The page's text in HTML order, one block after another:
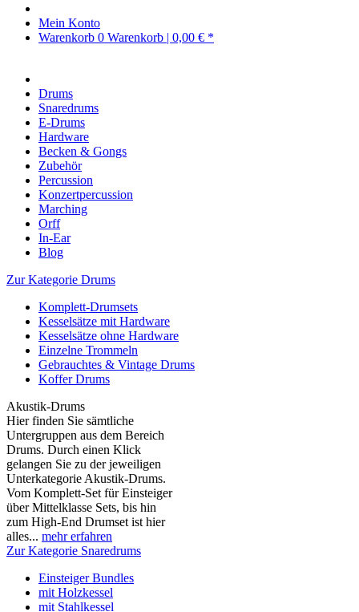
Mein Konto
Warenkorb 0 Warenkorb | 0,00 € *
Drums
Snaredrums
E-Drums
Hardware
Becken & Gongs
Zubehör
Percussion
Konzertpercussion
Marching
Orff
In-Ear
Blog
Zur Kategorie Drums
Komplett-Drumsets
Kesselsätze mit Hardware
Kesselsätze ohne Hardware
Einzelne Trommeln
Gebrauchtes & Vintage Drums
Koffer Drums
Akustik-Drums
Hier finden Sie sämtliche
Untergruppen aus dem Bereich
Drums. Durch einen Klick
gelangen Sie zu der jeweiligen
Unterkategorie Akustik-Drums.
Vom Komplett-Set für Einsteiger
über Mittelklasse Sets, bis hin
zum High-End Drumset ist hier
alles... mehr erfahren
Zur Kategorie Snaredrums
Einsteiger Bundles
mit Holzkessel
mit Stahlkessel